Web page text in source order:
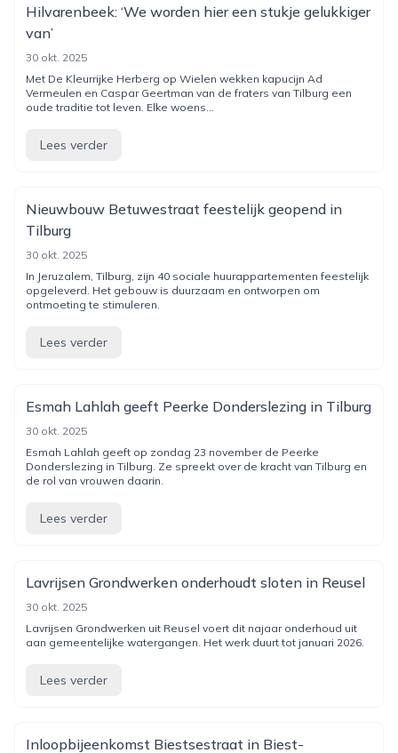
Hilvarenbeek: ‘We worden hier een stukje gelukkiger
van’
30 okt. 2025
Met De Kleurrijke Herberg op Wielen wekken kapucijn Ad
Vermeulen en Caspar Geertman van de fraters van Tilburg een
oude traditie tot leven. Elke woens...
Lees verder
Nieuwbouw Betuwestraat feestelijk geopend in
Tilburg
30 okt. 2025
In Jeruzalem, Tilburg, zijn 40 sociale huurappartementen feestelijk
opgeleverd. Het gebouw is duurzaam en ontworpen om
ontmoeting te stimuleren.
Lees verder
Esmah Lahlah geeft Peerke Donderslezing in Tilburg
30 okt. 2025
Esmah Lahlah geeft op zondag 23 november de Peerke
Donderslezing in Tilburg. Ze spreekt over de kracht van Tilburg en
de rol van vrouwen daarin.
Lees verder
Lavrijsen Grondwerken onderhoudt sloten in Reusel
30 okt. 2025
Lavrijsen Grondwerken uit Reusel voert dit najaar onderhoud uit
aan gemeentelijke watergangen. Het werk duurt tot januari 2026.
Lees verder
Inloopbijeenkomst Biestsestraat in Biest-